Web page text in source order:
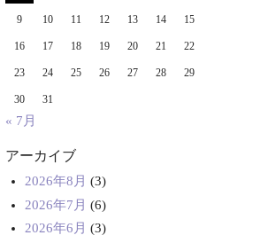
9 10 11 12 13 14 15
16 17 18 19 20 21 22
23 24 25 26 27 28 29
30 31
« 7月
アーカイブ
2026年8月 (3)
2026年7月 (6)
2026年6月 (3)